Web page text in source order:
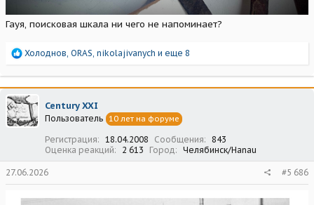
Гауя, поисковая шкала ни чего не напоминает?
Р
а
к
ц
и
и
Холоднов ORAS nikolajivanych и еще 8
Century XXI
Пользователь 10 лет на форуме
Регистрация 18.04.2008 Сообщения
843
Оценка реакций
2 613 Город Челябинск/Hanau
27.06.2026 #5 686